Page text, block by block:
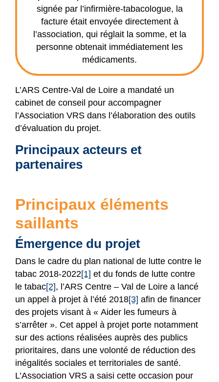
signée par l’infirmière-tabacologue, la
facture était envoyée directement à
l’association, qui réglait la somme, et la
personne obtenait immédiatement les
médicaments.
L’ARS Centre-Val de Loire a mandaté un
cabinet de conseil pour accompagner
l’Association VRS dans l’élaboration des outils
d’évaluation du projet.
Principaux acteurs et
partenaires
Principaux éléments
saillants
Émergence du projet
Dans le cadre du plan national de lutte contre le
tabac 2018-2022[1] et du fonds de lutte contre
le tabac[2], l’ARS Centre – Val de Loire a lancé
un appel à projet à l’été 2018[3] afin de financer
des projets visant à « Aider les fumeurs à
s’arrêter ». Cet appel à projet porte notamment
sur des actions réalisées auprès des publics
prioritaires, dans une volonté de réduction des
inégalités sociales et territoriales de santé.
L’Association VRS a saisi cette occasion pour